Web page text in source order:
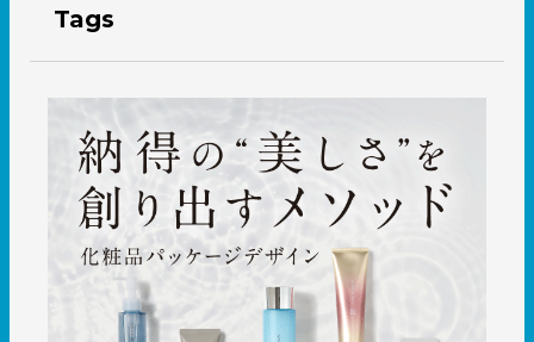
Tags